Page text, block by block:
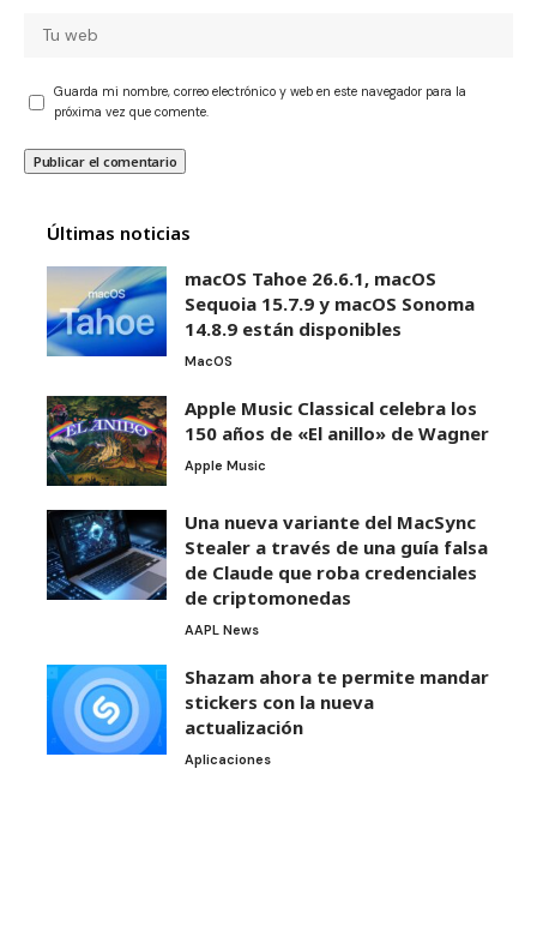
Guarda mi nombre, correo electrónico y web en este navegador para la
próxima vez que comente.
Últimas noticias
macOS Tahoe 26.6.1, macOS
Sequoia 15.7.9 y macOS Sonoma
14.8.9 están disponibles
MacOS
Apple Music Classical celebra los
150 años de «El anillo» de Wagner
Apple Music
Una nueva variante del MacSync
Stealer a través de una guía falsa
de Claude que roba credenciales
de criptomonedas
AAPL News
Shazam ahora te permite mandar
stickers con la nueva
actualización
Aplicaciones